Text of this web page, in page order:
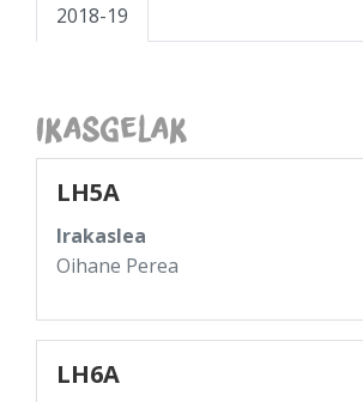
2018-19
Ikasgelak
LH5A
Irakaslea
Oihane Perea
LH6A